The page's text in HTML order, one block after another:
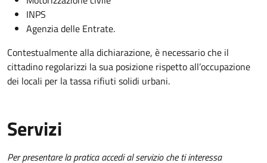
INPS
Agenzia delle Entrate.
Contestualmente alla dichiarazione, è necessario che il
cittadino regolarizzi la sua posizione rispetto all’occupazione
dei locali per la tassa rifiuti solidi urbani.
Servizi
Per presentare la pratica accedi al servizio che ti interessa